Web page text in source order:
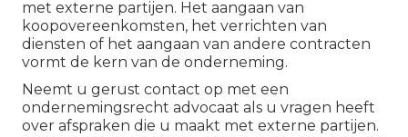
met externe partijen. Het aangaan van
koopovereenkomsten, het verrichten van
diensten of het aangaan van andere contracten
vormt de kern van de onderneming.
Neemt u gerust contact op met een
ondernemingsrecht advocaat als u vragen heeft
over afspraken die u maakt met externe partijen.